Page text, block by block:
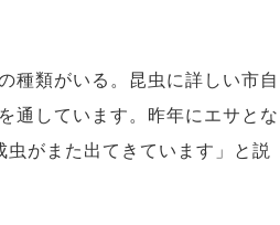
種類がいる。昆虫に詳しい市自
通しています。昨年にエサとな
がまた出てきています」と説